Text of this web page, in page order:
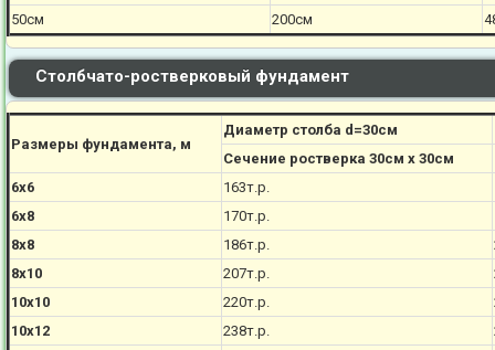
50см
200см
Столбчато-ростверковый фундамент
Размеры фундамента, м
Диаметр столба d=30см
Сечение ростверка 30см х 30см
6х6
163т.р.
6х8
170т.р.
8х8
186т.р.
8х10
207т.р.
10х10
220т.р.
10х12
238т.р.